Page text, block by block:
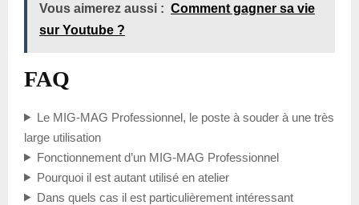
Vous aimerez aussi : Comment gagner sa vie
sur Youtube ?
FAQ
Le MIG-MAG Professionnel, le poste à souder à une très
large utilisation
Fonctionnement d’un MIG-MAG Professionnel
Pourquoi il est autant utilisé en atelier
Dans quels cas il est particulièrement intéressant